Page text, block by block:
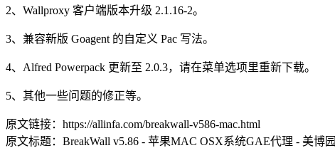
2、Wallproxy 客户端版本升级 2.1.16-2。
3、兼容新版 Goagent 的自定义 Pac 写法。
4、Alfred Powerpack 更新至 2.0.3，请在菜单选项里重新下载。
5、其他一些问题的修正等。
原文链接：https://allinfa.com/breakwall-v586-mac.html
原文标题：BreakWall v5.86 - 苹果MAC OSX系统GAE代理 - 美博园